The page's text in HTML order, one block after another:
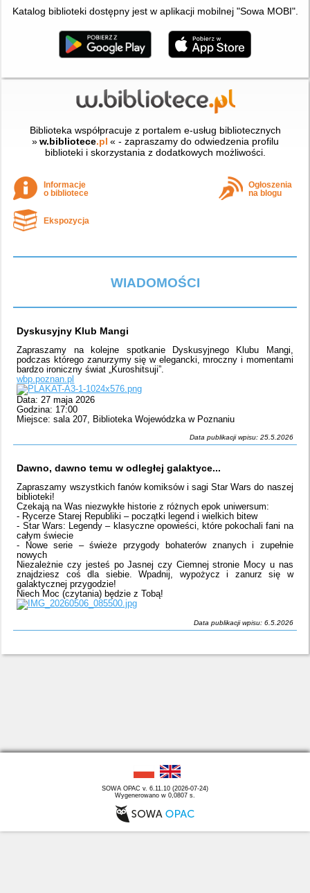
Katalog biblioteki dostępny jest w aplikacji mobilnej "Sowa MOBI".
Biblioteka współpracuje z portalem e-usług bibliotecznych
» w.bibliotece.pl « - zapraszamy do odwiedzenia profilu
biblioteki i skorzystania z dodatkowych możliwości.
Informacje
o bibliotece
Ogłoszenia
na blogu
Ekspozycja
WIADOMOŚCI
Dyskusyjny Klub Mangi
Zapraszamy na kolejne spotkanie Dyskusyjnego Klubu Mangi,
podczas którego zanurzymy się w elegancki, mroczny i momentami
bardzo ironiczny świat „Kuroshitsuji”.
wbp.poznan.pl
Data: 27 maja 2026
Godzina: 17:00
Miejsce: sala 207, Biblioteka Wojewódzka w Poznaniu
Data publikacji wpisu: 25.5.2026
Dawno, dawno temu w odległej galaktyce...
Zapraszamy wszystkich fanów komiksów i sagi Star Wars do naszej
biblioteki!
Czekają na Was niezwykłe historie z różnych epok uniwersum:
- Rycerze Starej Republiki – początki legend i wielkich bitew
- Star Wars: Legendy – klasyczne opowieści, które pokochali fani na
całym świecie
- Nowe serie – świeże przygody bohaterów znanych i zupełnie
nowych
Niezależnie czy jesteś po Jasnej czy Ciemnej stronie Mocy u nas
znajdziesz coś dla siebie. Wpadnij, wypożycz i zanurz się w
galaktycznej przygodzie!
Niech Moc (czytania) będzie z Tobą!
Data publikacji wpisu: 6.5.2026
SOWA OPAC v. 6.11.10 (2026-07-24)
Wygenerowano w 0,0807 s.